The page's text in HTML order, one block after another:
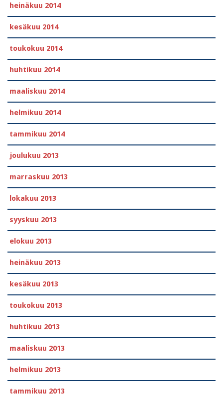
heinäkuu 2014
kesäkuu 2014
toukokuu 2014
huhtikuu 2014
maaliskuu 2014
helmikuu 2014
tammikuu 2014
joulukuu 2013
marraskuu 2013
lokakuu 2013
syyskuu 2013
elokuu 2013
heinäkuu 2013
kesäkuu 2013
toukokuu 2013
huhtikuu 2013
maaliskuu 2013
helmikuu 2013
tammikuu 2013